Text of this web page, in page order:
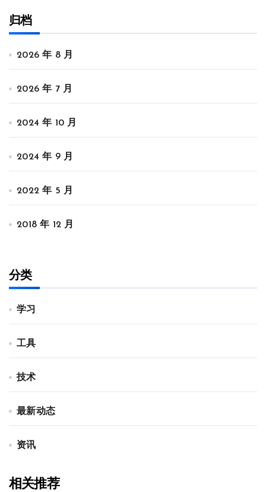
归档
2026 年 8 月
2026 年 7 月
2024 年 10 月
2024 年 9 月
2022 年 5 月
2018 年 12 月
分类
学习
工具
技术
最新动态
资讯
相关推荐